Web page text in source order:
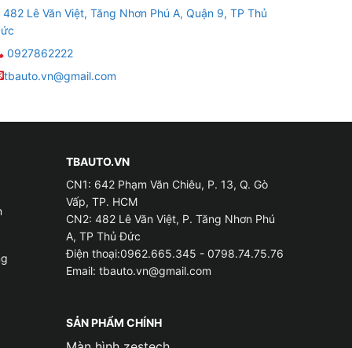
về phía trái, phải.
482 Lê Văn Việt, Tăng Nhơn Phú A, Quận 9, TP Thủ
0927862222
tbauto.vn@gmail.com
TBAUTO.VN
CN1: 642 Phạm Văn Chiêu, P. 13, Q. Gò
Vấp, TP. HCM
CN2: 482 Lê Văn Việt, P. Tăng Nhơn Phú
A, TP Thủ Đức
Điện thoại:0962.665.345 - 0798.74.75.76
Email: tbauto.vn@gmail.com
SẢN PHẨM CHÍNH